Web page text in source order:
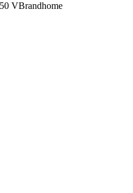
VBrandhome